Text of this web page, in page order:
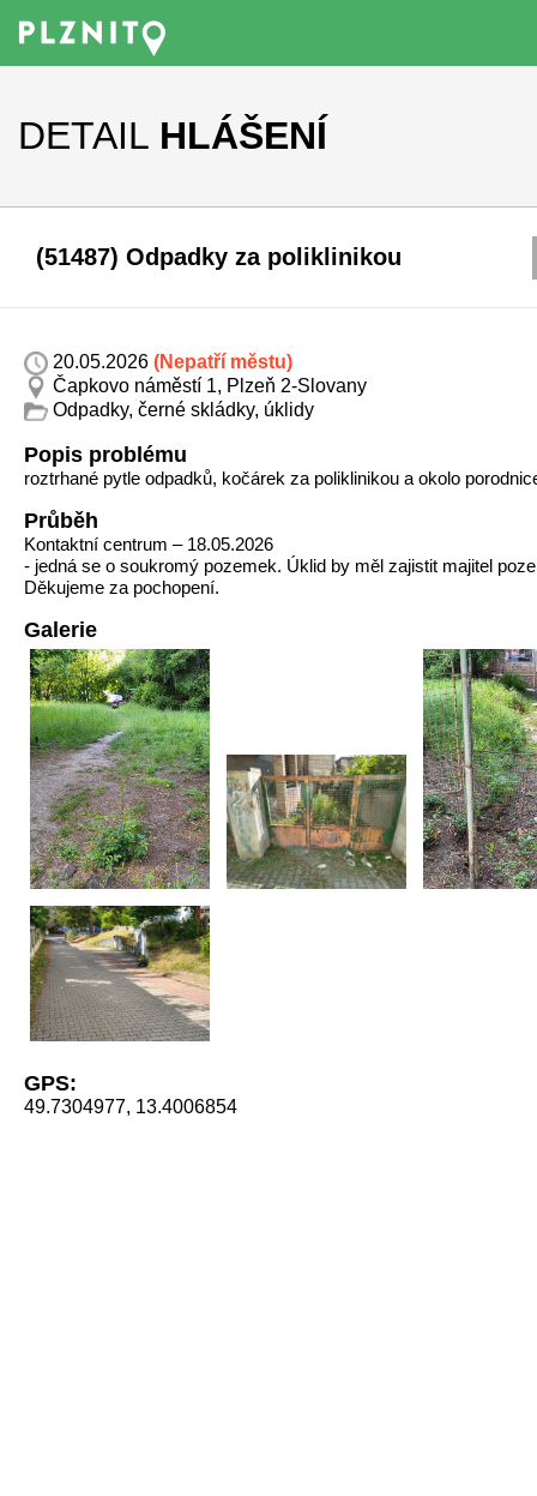
DETAIL HLÁŠENÍ
(51487) Odpadky za poliklinikou
20.05.2026 (Nepatří městu)
Čapkovo náměstí 1, Plzeň 2-Slovany
Odpadky, černé skládky, úklidy
Popis problému
roztrhané pytle odpadků, kočárek za poliklinikou a okolo
Průběh
Kontaktní centrum – 18.05.2026
- jedná se o soukromý pozemek. Úklid by měl zajistit majitel
Děkujeme za pochopení.
Galerie
GPS:
49.7304977, 13.4006854